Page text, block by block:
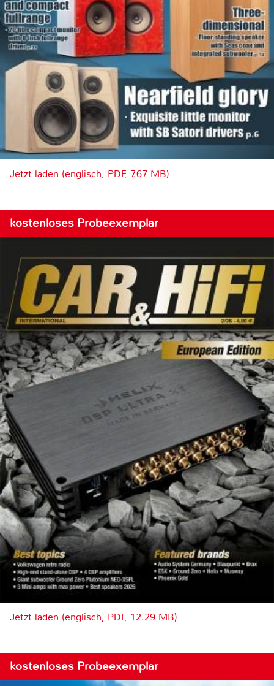
Jetzt laden (englisch, PDF, 7.67 MB)
kostenloses Probeexemplar
Jetzt laden (englisch, PDF, 12.29 MB)
kostenloses Probeexemplar